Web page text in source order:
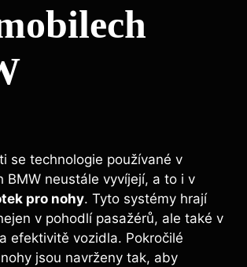
se technologie používané v
BMW neustále vyvíjejí, a to i v
pro nohy. Tyto systémy hrají
v pohodlí pasažérů, ale také v
efektivitě vozidla. Pokročilé
jsou navrženy tak, aby